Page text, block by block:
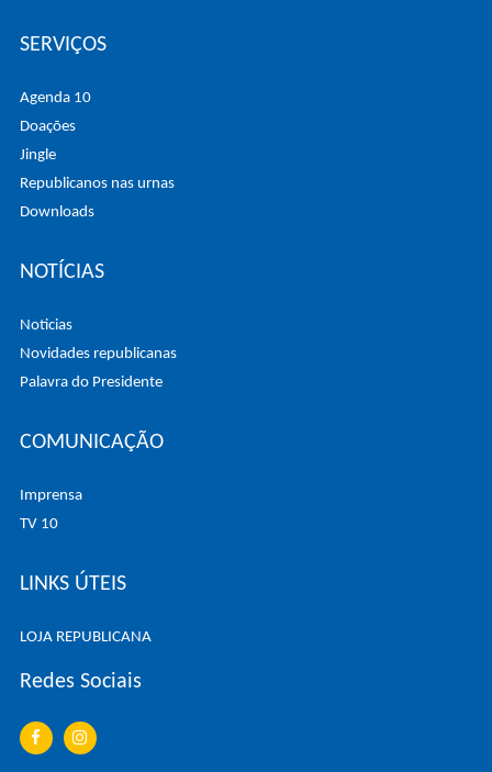
SERVIÇOS
Agenda 10
Doações
Jingle
Republicanos nas urnas
Downloads
NOTÍCIAS
Noticias
Novidades republicanas
Palavra do Presidente
COMUNICAÇÃO
Imprensa
TV 10
LINKS ÚTEIS
LOJA REPUBLICANA
Redes Sociais